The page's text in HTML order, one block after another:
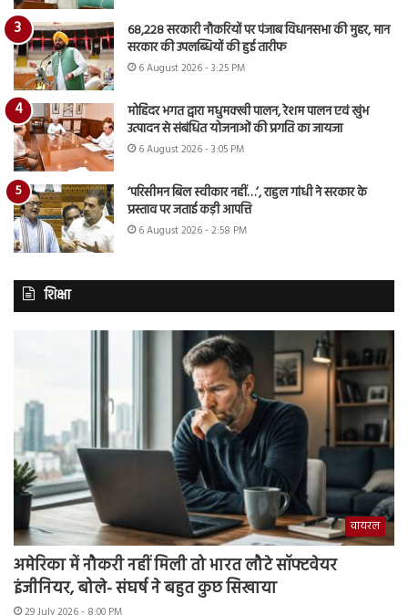
68,228 सरकारी नौकरियों पर पंजाब विधानसभा की मुहर, मान
सरकार की उपलब्धियों की हुई तारीफ
6 August 2026 - 3:25 PM
मोहिंदर भगत द्वारा मधुमक्खी पालन, रेशम पालन एवं खुंभ
उत्पादन से संबंधित योजनाओं की प्रगति का जायजा
6 August 2026 - 3:05 PM
‘परिसीमन बिल स्वीकार नहीं…’, राहुल गांधी ने सरकार के
प्रस्ताव पर जताई कड़ी आपत्ति
6 August 2026 - 2:58 PM
शिक्षा
वायरल
अमेरिका में नौकरी नहीं मिली तो भारत लौटे सॉफ्टवेयर
इंजीनियर, बोले- संघर्ष ने बहुत कुछ सिखाया